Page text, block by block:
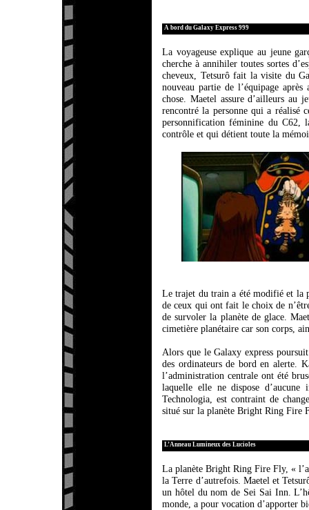
A bord du Galaxy Express 999
La voyageuse explique au jeune
cherche à annihiler toutes sortes
cheveux, Tetsurô fait la visite du
nouveau partie de l’équipage
chose. Maetel assure d’ailleurs au
rencontré la personne qui a réalisé
personnification féminine du C62,
contrôle et qui détient toute la
Le trajet du train a été modifié et la
de ceux qui ont fait le choix de
de survoler la planète de glace.
cimetière planétaire car son corps,
Alors que le Galaxy express
des ordinateurs de bord en alerte.
l’administration centrale ont été
laquelle elle ne dispose
Technologia, est contraint de
situé sur la planète Bright Ring Fire
L’Anneau Lumineux des Lucioles
La planète Bright Ring Fire Fly, «
la Terre d’autrefois. Maetel et
un hôtel du nom de Sei Sai Inn.
monde, a pour vocation d’apporter